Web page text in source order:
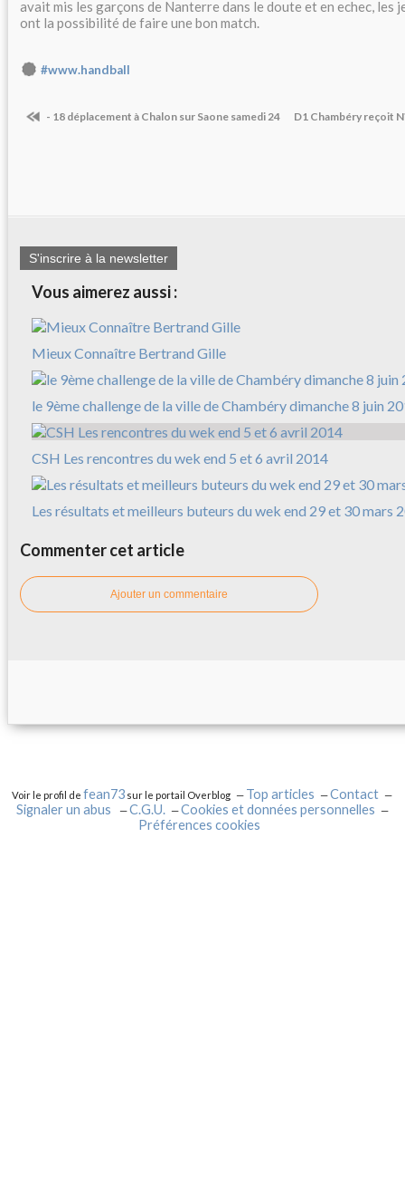
avait mis les garçons de Nanterre dans le doute et en echec, les
ont la possibilité de faire une bon match.
#www.handball
- 18 déplacement à Chalon sur Saone samedi 24 D1 Chambéry reçoit
S'inscrire à la newsletter
Vous aimerez aussi :
Mieux Connaître Bertrand Gille
le 9ème challenge de la ville de Chambéry dimanche 8 juin
CSH Les rencontres du wek end 5 et 6 avril 2014
Les résultats et meilleurs buteurs du wek end 29 et 30 mars
Commenter cet article
Ajouter un commentaire
Voir le profil defean73 sur le portail Overblog Top articles
Contact
Signaler un abus
C.G.U.
Cookies et données personnelles
Préférences cookies